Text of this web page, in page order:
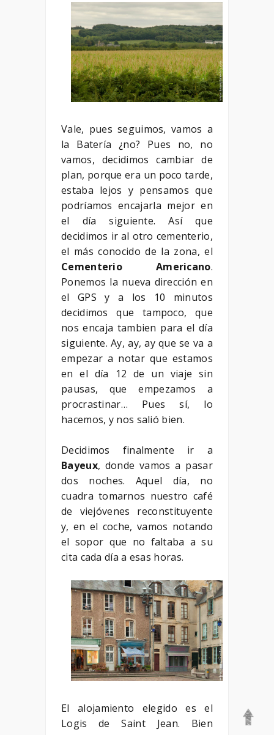
Vale, pues seguimos, vamos a
la Batería ¿no? Pues no, no
vamos, decidimos cambiar de
plan, porque era un poco tarde,
estaba lejos y pensamos que
podríamos encajarla mejor en
el día siguiente. Así que
decidimos ir al otro cementerio,
el más conocido de la zona, el
Cementerio Americano.
Ponemos la nueva dirección en
el GPS y a los 10 minutos
decidimos que tampoco, que
nos encaja tambien para el día
siguiente. Ay, ay, ay que se va a
empezar a notar que estamos
en el día 12 de un viaje sin
pausas, que empezamos a
procrastinar… Pues sí, lo
hacemos, y nos salió bien.
Decidimos finalmente ir a
Bayeux, donde vamos a pasar
dos noches. Aquel día, no
cuadra tomarnos nuestro café
de viejóvenes reconstituyente
y, en el coche, vamos notando
el sopor que no faltaba a su
cita cada día a esas horas.
El alojamiento elegido es el
Logis de Saint Jean. Bien